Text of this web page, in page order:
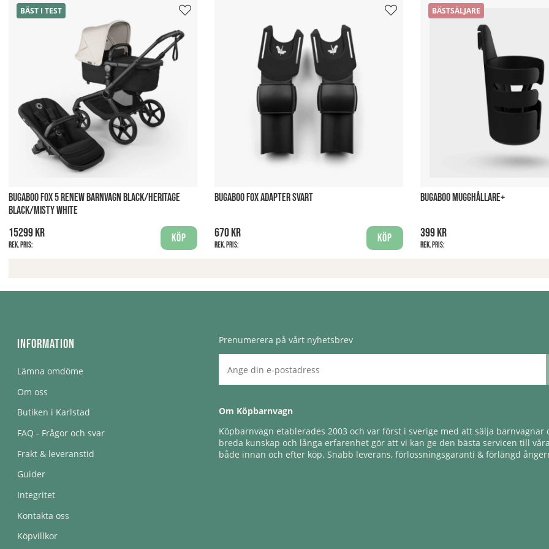
BÄST I TEST
BUGABOO FOX 5 RENEW BARNVAGN BLACK/HERITAGE
BLACK/MISTY WHITE
15299 kr
Rek. pris:
Köp
BUGABOO FOX ADAPTER SVART
670 kr
Rek. pris:
Köp
BÄSTSÄLJARE
BUGABOO MUGGHÅLLARE+
399 kr
Rek. pris:
Information
Lämna omdöme
Om oss
Butiken i Karlstad
FAQ - Frågor och svar
Frakt & leveranstid
Guider
Integritet
Kontakta oss
Köpvillkor
Prenumerera på vårt nyhetsbrev
Om Köpbarnvagn
Köpbarnvagn etablerades 2003 och var först i sverige med att sälja barnvagnar
breda kunskap och långa erfarenhet gör att vi kan ge den bästa servicen till
både innan och efter köp. Snabb leverans, förlossningsgaranti & förlängd